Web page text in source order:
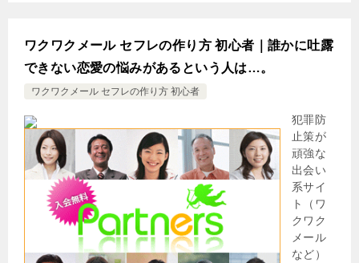
ワクワクメール セフレの作り方 初心者｜誰かに吐露
できない恋愛の悩みがあるという人は…。
ワクワクメール セフレの作り方 初心者
犯罪防
止策が
頑強な
出会い
系サイ
ト（ワ
クワク
メール
など）